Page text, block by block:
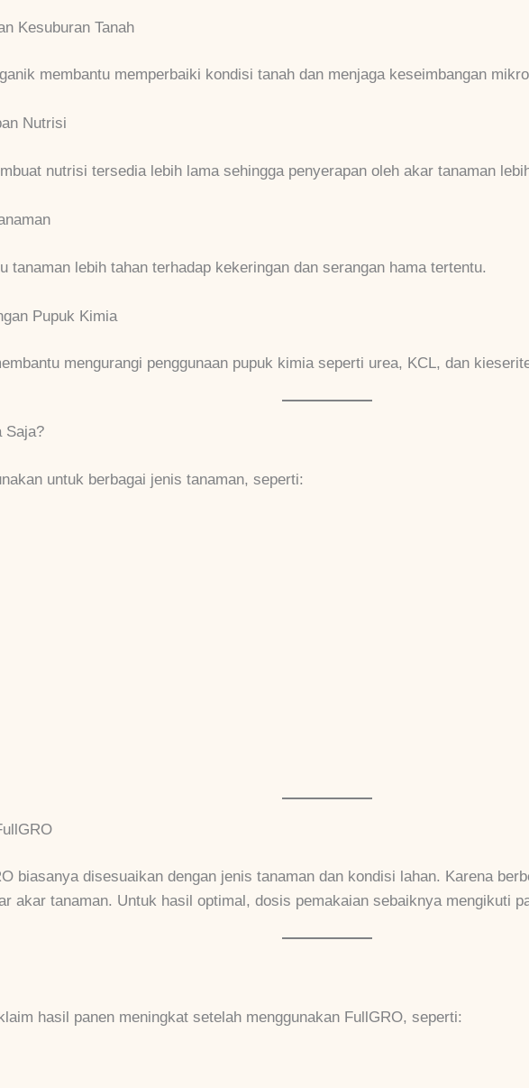
Kesuburan Tanah
membantu memperbaiki kondisi tanah dan menjaga keseimbangan
Nutrisi
nutrisi tersedia lebih lama sehingga penyerapan oleh akar tanaman
tanaman lebih tahan terhadap kekeringan dan serangan hama tertentu.
Pupuk Kimia
mengurangi penggunaan pupuk kimia seperti urea, KCL, dan
Saja?
untuk berbagai jenis tanaman, seperti:
biasanya disesuaikan dengan jenis tanaman dan kondisi lahan. Karena
akar tanaman. Untuk hasil optimal, dosis pemakaian sebaiknya mengikuti
hasil panen meningkat setelah menggunakan FullGRO, seperti: